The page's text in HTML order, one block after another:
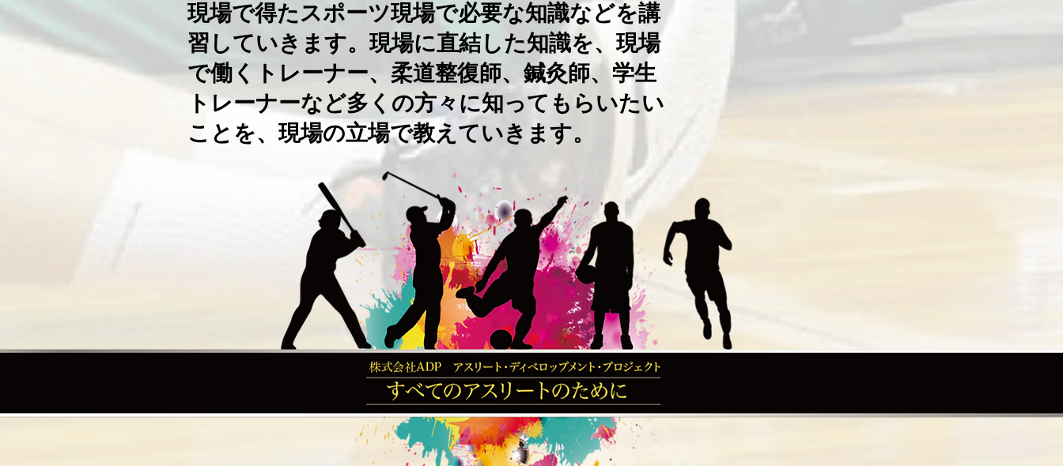
現場で得たスポーツ現場で必要な知識などを講
習していきます。現場に直結した知識を、現場
で働くトレーナー、柔道整復師、鍼灸師、学生
トレーナーなど多くの方々に知ってもらいたい
ことを、現場の立場で教えていきます。